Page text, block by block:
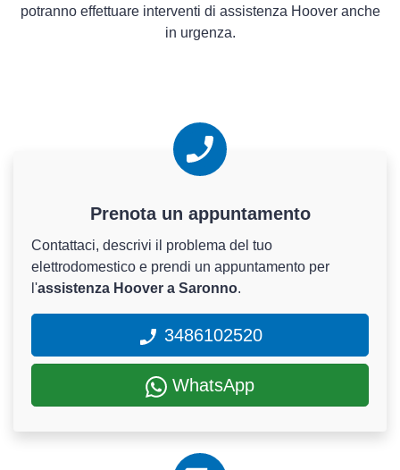
potranno effettuare interventi di assistenza Hoover anche
in urgenza.
Prenota un appuntamento
Contattaci, descrivi il problema del tuo
elettrodomestico e prendi un appuntamento per
l'assistenza Hoover a Saronno.
3486102520
WhatsApp